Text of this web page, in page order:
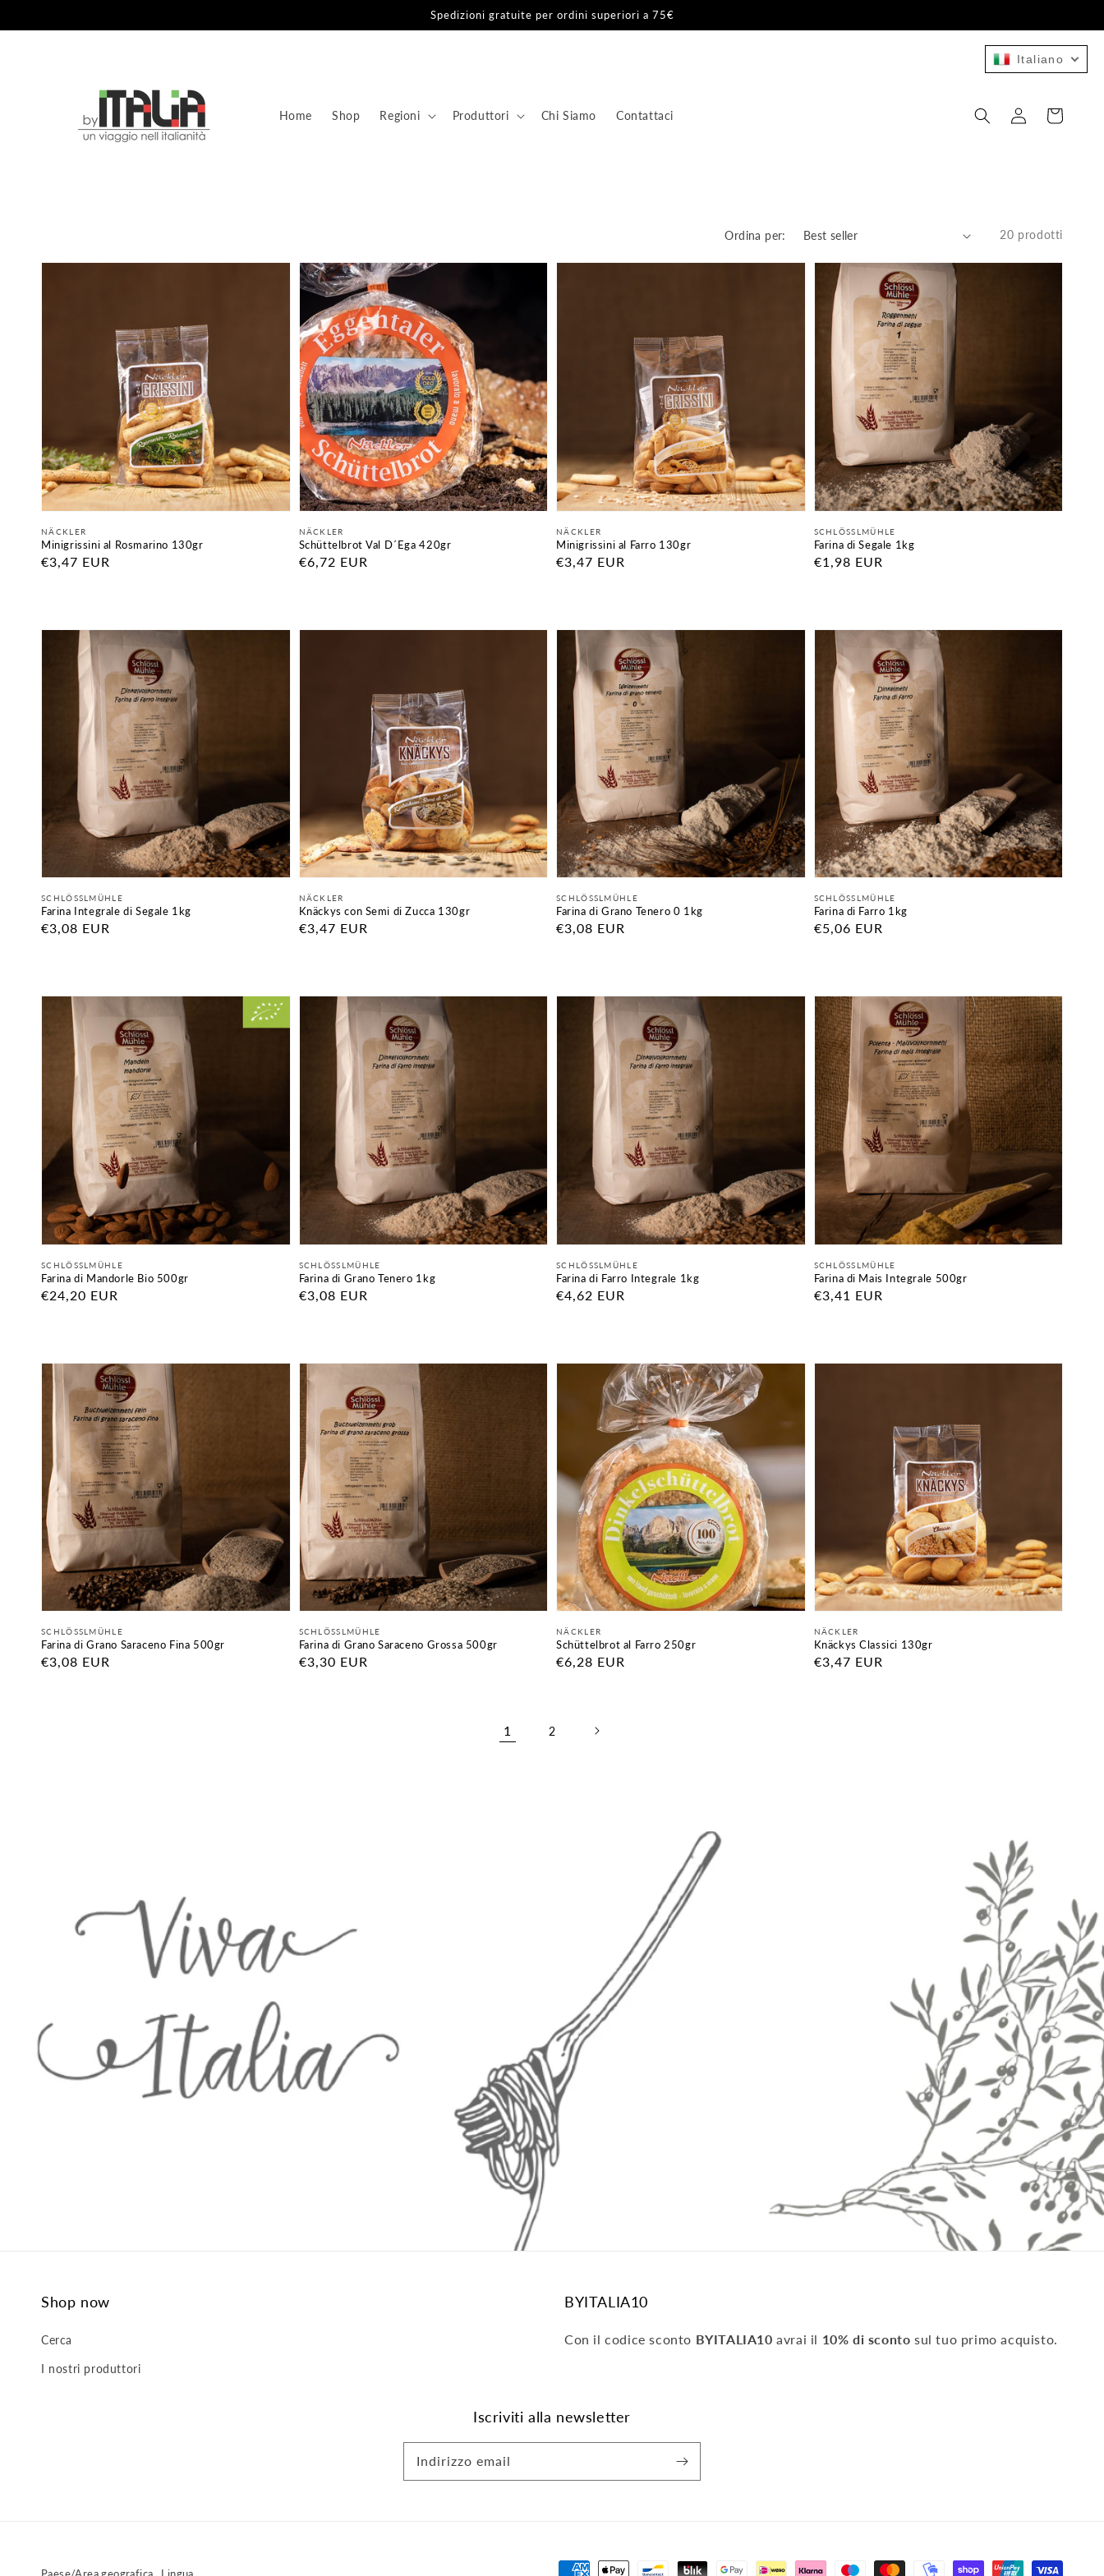
ai contenuti
Spedizioni gratuite per ordini superiori a 75€
Home Shop Regioni Produttori Chi Siamo Contattaci Accedi Carrello
Ordina per: 20 prodotti
Fornitore:
NÄCKLER
Minigrissini al Rosmarino 130gr
Prezzo
€3,47 EUR
Fornitore:
NÄCKLER
Schüttelbrot Val D´Ega 420gr
Prezzo
€6,72 EUR
Fornitore:
NÄCKLER
Minigrissini al Farro 130gr
Prezzo
€3,47 EUR
Fornitore:
SCHLÖSSLMÜHLE
Farina di Segale 1kg
Prezzo
€1,98 EUR
Fornitore:
SCHLÖSSLMÜHLE
Farina Integrale di Segale 1kg
Prezzo
€3,08 EUR
Fornitore:
NÄCKLER
Knäckys con Semi di Zucca 130gr
Prezzo
€3,47 EUR
Fornitore:
SCHLÖSSLMÜHLE
Farina di Grano Tenero 0 1kg
Prezzo
€3,08 EUR
Fornitore:
SCHLÖSSLMÜHLE
Farina di Farro 1kg
Prezzo
€5,06 EUR
Fornitore:
SCHLÖSSLMÜHLE
Farina di Mandorle Bio 500gr
Prezzo
€24,20 EUR
Fornitore:
SCHLÖSSLMÜHLE
Farina di Grano Tenero 1kg
Prezzo
€3,08 EUR
Fornitore:
SCHLÖSSLMÜHLE
Farina di Farro Integrale 1kg
Prezzo
€4,62 EUR
Fornitore:
SCHLÖSSLMÜHLE
Farina di Mais Integrale 500gr
Prezzo
€3,41 EUR
Fornitore:
SCHLÖSSLMÜHLE
Farina di Grano Saraceno Fina 500gr
Prezzo
€3,08 EUR
Fornitore:
SCHLÖSSLMÜHLE
Farina di Grano Saraceno Grossa 500gr
Prezzo
€3,30 EUR
Fornitore:
NÄCKLER
Schüttelbrot al Farro 250gr
Prezzo
€6,28 EUR
Fornitore:
NÄCKLER
Knäckys Classici 130gr
Prezzo
€3,47 EUR
1 2
Shop now
Cerca
I nostri produttori
BYITALIA10
Con il codice sconto BYITALIA10 avrai il 10% di sconto sul tuo primo acquisto.
Iscriviti alla newsletter
Indirizzo email
Metodi
Italiano